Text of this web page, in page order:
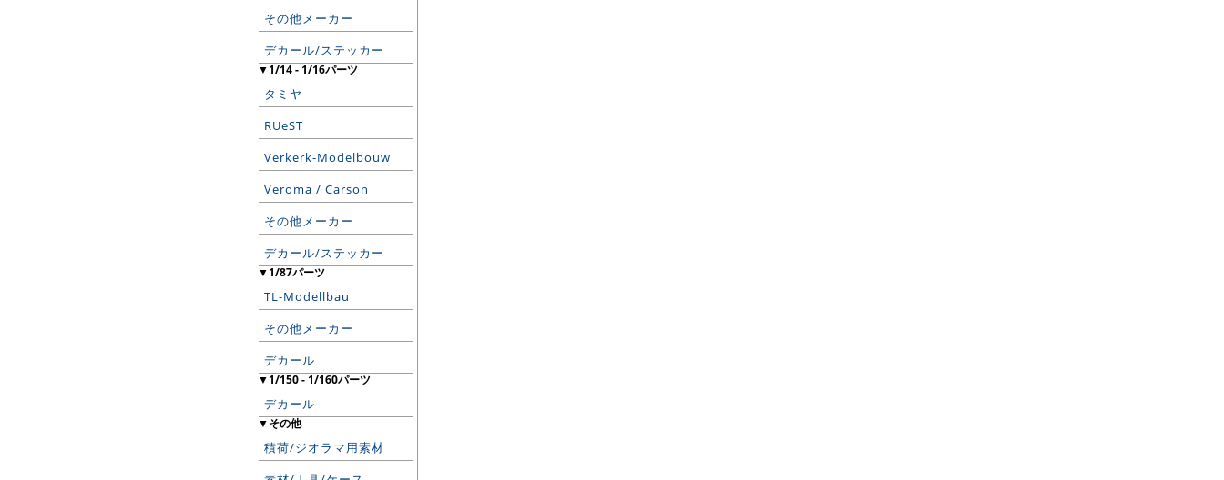
その他メーカー
デカール/ステッカー
▼1/14 - 1/16パーツ
タミヤ
RUeST
Verkerk-Modelbouw
Veroma / Carson
その他メーカー
デカール/ステッカー
▼1/87パーツ
TL-Modellbau
その他メーカー
デカール
▼1/150 - 1/160パーツ
デカール
▼その他
積荷/ジオラマ用素材